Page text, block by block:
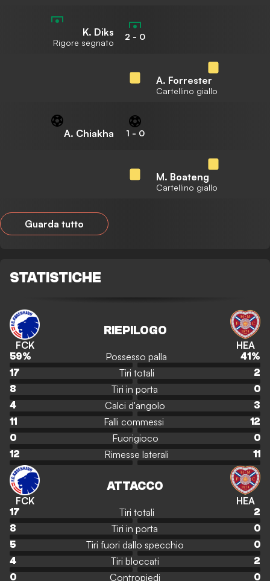
K. Diks
Rigore segnato
2 - 0
A. Forrester
Cartellino giallo
A. Chiakha 1 - 0
M. Boateng
Cartellino giallo
Guarda tutto
STATISTICHE
FCK
RIEPILOGO
HEA
59% Possesso palla 41 %
17
Tiri totali
2
8
Tiri in porta
0
4
Calci d'angolo
3
11
Falli commessi
12
0
Fuorigioco
0
12
Rimesse laterali 11
FCK
ATTACCO
HEA
17 Tiri totali
2
8
Tiri in porta
0
5
Tiri fuori dallo specchio
0
4
Tiri bloccati
2
0
Contropiedi 0